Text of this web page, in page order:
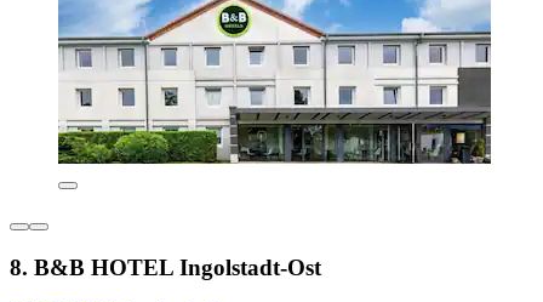
8. B&B HOTEL Ingolstadt-Ost